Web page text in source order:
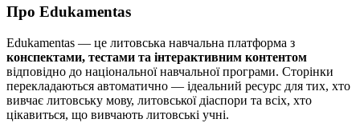
Про Edukamentas
Edukamentas — це литовська навчальна платформа з
конспектами, тестами та інтерактивним контентом
відповідно до національної навчальної програми. Сторінки
перекладаються автоматично — ідеальний ресурс для тих, хто
вивчає литовську мову, литовської діаспори та всіх, хто
цікавиться, що вивчають литовські учні.